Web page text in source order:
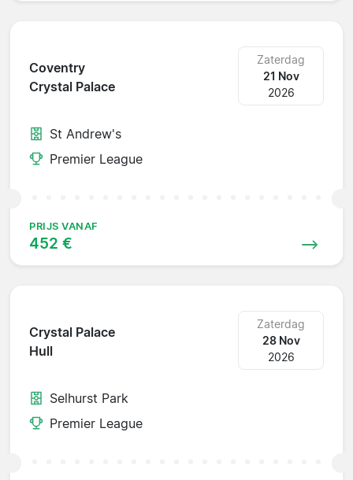
Coventry
Crystal Palace
Zaterdag
21 Nov
2026
St Andrew's
Premier League
PRIJS VANAF
452 €
Crystal Palace
Hull
Zaterdag
28 Nov
2026
Selhurst Park
Premier League